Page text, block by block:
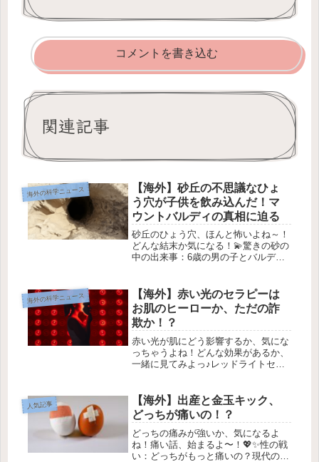
コメントを書き込む
関連記事
海外の科学ニュース
【海外】砂丘の不思議なひょ
う穴が子供を飲み込んだ！マ
ウントバルディの真相に迫る
砂丘のひょう穴、ほんと怖いよね～！
どんな結末か気になる！💫驚きの砂の
中の出来事：6歳の男の子とバルディ
くにあるバルディ山という場所で、6
歳の男の子ナサンが砂に埋もれてし...
海外の科学ニュース
【海外】赤い光のセラピーは
お肌のヒーローか、ただの詐
欺か！？
赤い光が肌にどう影響するか、気にな
っちゃうよね！どんな効果があるか、
一緒に見てみよっ♪レッドライトセラ
クをつけているのを見たことがあるな
ら、「これ、本当に肌に効果ある
の？」...
人気記事
【海外】出産と金玉キック、
どっちが痛いの！？
どっちの痛みが強いか、気になるよ
ね！痛い話、始まるよ〜！💖✨性の戦
い：どっちがもっと痛いの？現代の男